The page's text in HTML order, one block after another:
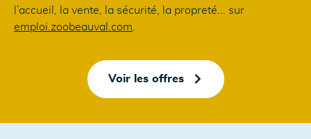
l’accueil, la vente, la sécurité, la propreté... sur
emploi.zoobeauval.com
Voir les offres